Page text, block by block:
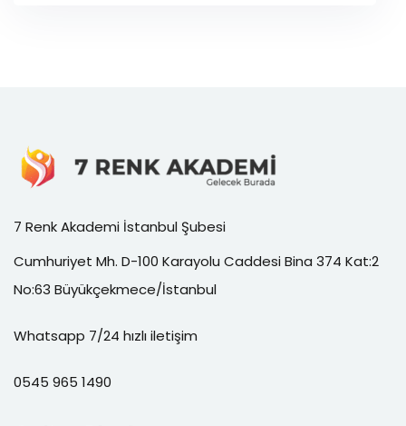
7 Renk Akademi İstanbul Şubesi
Cumhuriyet Mh. D-100 Karayolu Caddesi Bina 374 Kat:2
No:63 Büyükçekmece/İstanbul
Whatsapp 7/24 hızlı iletişim
0545 965 1490